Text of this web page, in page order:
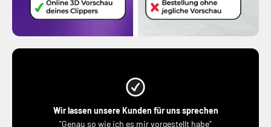
Wir lassen unsere Kunden für uns sprechen
"Genau so wie ich es mir vorgestellt habe"